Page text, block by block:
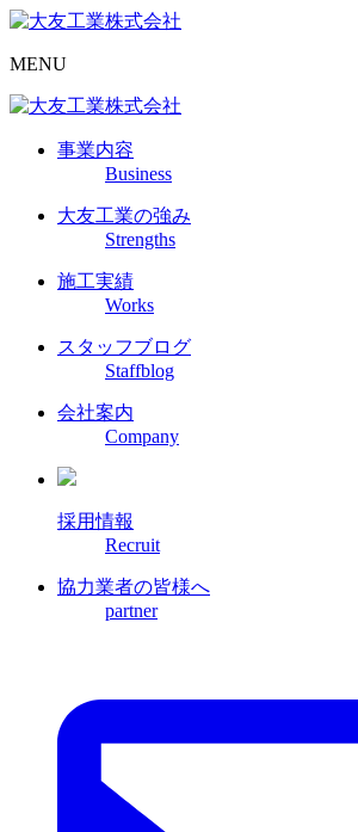
MENU
事業内容
Business
大友工業の強み
Strengths
施工実績
Works
スタッフブログ
Staffblog
会社案内
Company
採用情報
Recruit
協力業者の皆様へ
partner